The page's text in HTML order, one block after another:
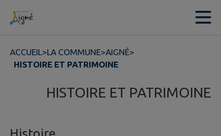
Contenu
ACCUEIL>LA COMMUNE>AIGNÉ>
HISTOIRE ET PATRIMOINE
HISTOIRE ET PATRIMOINE